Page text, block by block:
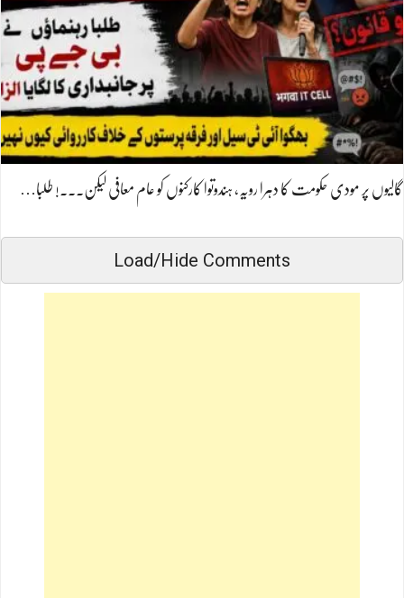
گالیوں پر مودی حکومت کا دہرا رویہ، ہندوتوا کارکنوں کو عام معافی لیکن۔۔۔! طلبا…
Load/Hide Comments